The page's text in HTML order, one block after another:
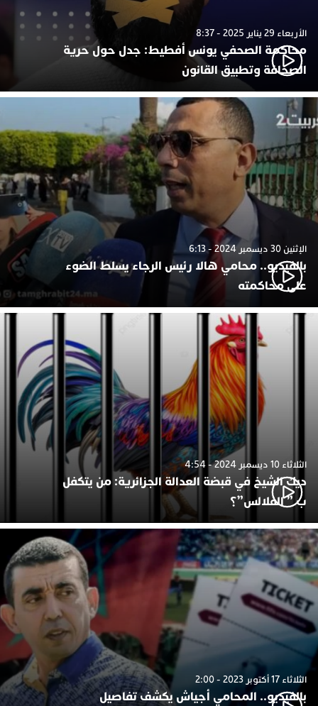
الأربعاء 29 يناير 2025 - 8:37
محاكمة الصحفي يونس أفطيط: جدل حول حرية
الصحافة وتطبيق القانون
الإثنين 30 ديسمبر 2024 - 6:13
بالفيديو.. محامي هالا رئيس الرجاء يسلط الضوء
على محاكمته
الثلاثاء 10 ديسمبر 2024 - 4:54
ديك الشيخ في قبضة العدالة الجزائرية: من يتكفل
ب ” الفلالس”؟
الثلاثاء 17 أكتوبر 2023 - 2:00
بالفيديو.. المحامي أجياش يكشف تفاصيل